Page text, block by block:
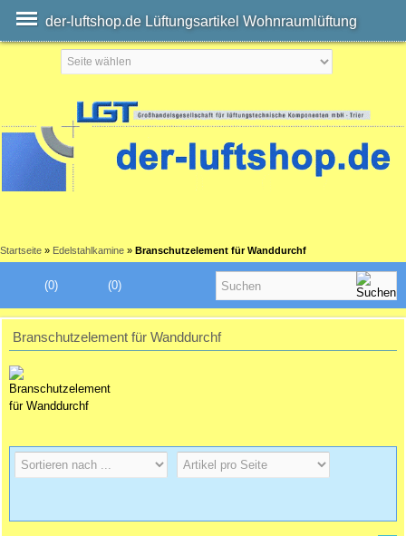
der-luftshop.de Lüftungsartikel Wohnraumlüftung
Startseite » Edelstahlkamine » Branschutzelement für Wanddurchf
(0)
(0)
Branschutzelement für Wanddurchf